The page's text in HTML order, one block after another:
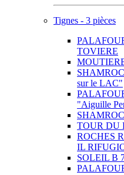
Tignes - 3 pièces
TOVIERE
sur le LAC"
"Aiguille
TOUR DU
ROCHES
IL
SOLEIL B